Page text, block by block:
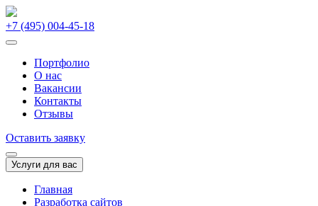
+7 (495) 004-45-18
Портфолио
О нас
Вакансии
Контакты
Отзывы
Оставить заявку
Услуги для вас
Главная
Разработка сайтов